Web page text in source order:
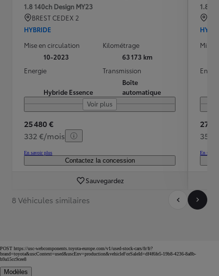
1.8 140ch Design MY23
BREST CEDEX 2
HYBRIDE
Mise en circulation
10-2023
Kilométrage
63 173 km
Energie
Hybride Essence
Transmission
Boîte
automatique
Voir plus
25 480 €
332 €/mois
En savoir plus
Contactez la concession
Sauvegardez
1.8
Mise
27
352
En
8 Véhicules similaires
POST https://usc-webcomponents.toyota-europe.com/v1/used-stock-cars/fr/fr?
brand=toyota&uscContext=used&uscEnv=production&vehicleForSaleId=df4f6fe5-19b8-4236-8a8b-
b9a15cc9cee8
Modèles